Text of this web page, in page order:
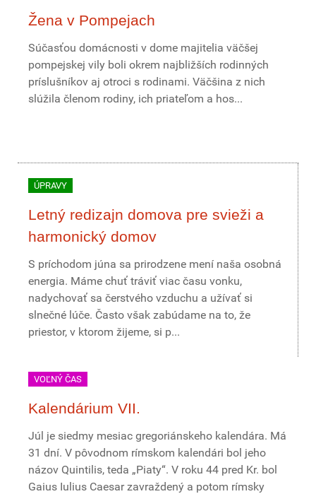
Žena v Pompejach
Súčasťou domácnosti v dome majitelia väčšej
pompejskej vily boli okrem najbližších rodinných
príslušníkov aj otroci s rodinami. Väčšina z nich
slúžila členom rodiny, ich priateľom a hos...
ÚPRAVY
Letný redizajn domova pre svieži a
harmonický domov
S príchodom júna sa prirodzene mení naša osobná
energia. Máme chuť tráviť viac času vonku,
nadychovať sa čerstvého vzduchu a užívať si
slnečné lúče. Často však zabúdame na to, že
priestor, v ktorom žijeme, si p...
VOĽNÝ ČAS
Kalendárium VII.
Júl je siedmy mesiac gregoriánskeho kalendára. Má
31 dní. V pôvodnom rímskom kalendári bol jeho
názov Quintilis, teda „Piaty“. V roku 44 pred Kr. bol
Gaius Iulius Caesar zavraždený a potom rímsky